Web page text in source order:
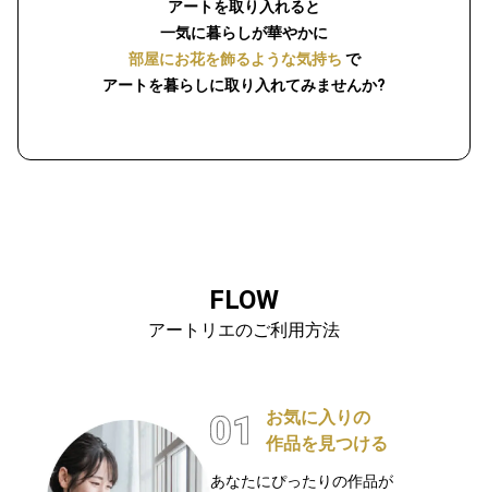
アートを取り入れると
一気に暮らしが華やかに
部屋にお花を飾るような気持ち で
アートを暮らしに取り入れてみませんか?
FLOW
アートリエのご利用方法
お気に入りの
作品を見つける
あなたにぴったりの作品が